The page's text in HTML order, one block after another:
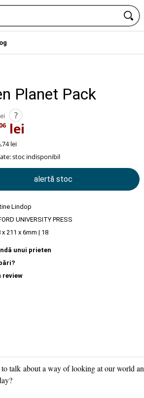
Planet Pack
?
lei
lei
stoc indisponibil
alertă stoc
Lindop
UNIVERSITY PRESS
211 x 6mm | 18
unui prieten
review
talk about a way of looking at our world